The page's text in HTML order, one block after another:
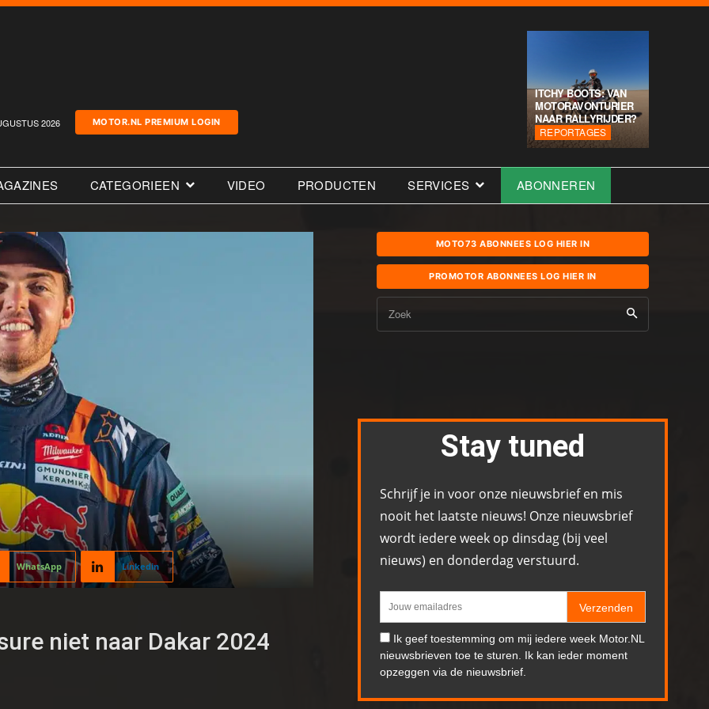
2026 MOTOR.NL PREMIUM LOGIN
ITCHY BOOTS: VAN
MOTORAVONTURIER
NAAR RALLYRIJDER?
REPORTAGES
CATEGORIEEN VIDEO PRODUCTEN SERVICES ABONNEREN
WhatsApp Linkedin
niet naar Dakar 2024
MOTO73 ABONNEES LOG HIER IN
PROMOTOR ABONNEES LOG HIER IN
Zoek
Stay tuned
Schrijf je in voor onze nieuwsbrief en mis
nooit het laatste nieuws! Onze nieuwsbrief
wordt iedere week op dinsdag (bij veel
nieuws) en donderdag verstuurd.
Verzenden
Ik geef toestemming om mij iedere week Motor.NL
nieuwsbrieven toe te sturen. Ik kan ieder moment
opzeggen via de nieuwsbrief.